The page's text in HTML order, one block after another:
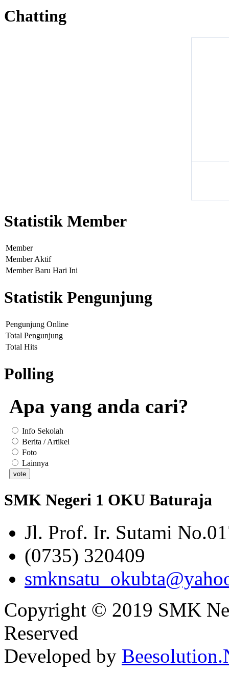
Chatting
Statistik Member
Member
Member Aktif
Member Baru Hari Ini
Statistik Pengunjung
Pengunjung Online
Total Pengunjung
Total Hits
Polling
Apa yang anda cari?
Info Sekolah
Berita / Artikel
Foto
Lainnya
SMK Negeri 1 OKU Baturaja
Jl. Prof. Ir. Sutami
(0735) 320409
Copyright © 2019 SMK
Reserved
Developed by